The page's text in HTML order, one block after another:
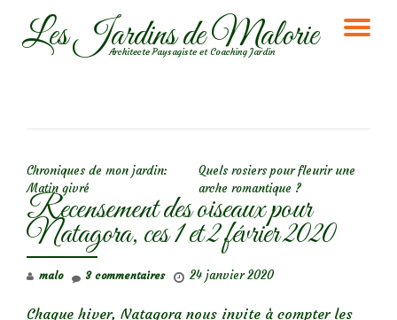
AllerLes Jardins de Malorie
Architecte Paysagiste et Coaching Jardin
Chroniques de mon jardin:
Matin givré
Quels rosiers pour fleurir une
arche romantique ?
Recensement des oiseaux pour
Natagora, ces 1 et 2 février 2020
malo 24 janvier 2020
3 commentaires
Chaque hiver, Natagora nous invite à compter les